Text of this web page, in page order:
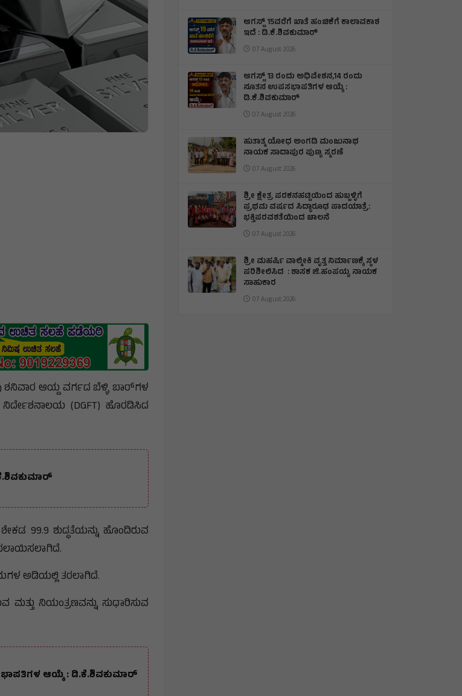
ಶನಿವಾರ ಆಯ್ದ ವರ್ಗದ ಬೆಳ್ಳಿ ಬಾರ್‌ಗಳ
(DGFT) ಹೊರಡಿಸಿದ
99.9 ಶುದ್ಧತೆಯನ್ನು ಹೊಂದಿರುವ
ಅಡಿಯಲ್ಲಿ ತರಲಾಗಿದೆ.
ನಿಯಂತ್ರಣವನ್ನು ಸುಧಾರಿಸುವ
ಆಯ್ಕೆ : ಡಿ.ಕೆ.ಶಿವಕುಮಾರ್
ಆಗಸ್ಟ್ 15ವರೆಗೆ ಖಾತೆ ಹಂಚಿಕೆಗೆ ಕಾಲಾವಕಾಶ
ಇದೆ : ಡಿ.ಕೆ.ಶಿವಕುಮಾರ್
07 August 2026
ಆಗಸ್ಟ್ 13 ರಂದು ಅಧಿವೇಶನ,14 ರಂದು
ನೂತನ ಉಪಸಭಾಪತಿಗಳ ಆಯ್ಕೆ :
ಡಿ.ಕೆ.ಶಿವಕುಮಾರ್
07 August 2026
ಹುತಾತ್ಮ ಯೋಧ ಅಂಗಡಿ ಮಂಜುನಾಥ
ನಾಯಕ ಸಾದಾಪುರ ಪುಣ್ಯ ಸ್ಮರಣೆ
07 August 2026
​ಶ್ರೀ ಕ್ಷೇತ್ರ ಪರಕನಹಟ್ಟಿಯಿಂದ ಹುಬ್ಬಳ್ಳಿಗೆ
ಪ್ರಥಮ ವರ್ಷದ ಸಿದ್ಧಾರೂಢ ಪಾದಯಾತ್ರೆ:
ಭಕ್ತಿಪರವಶತೆಯಿಂದ ಚಾಲನೆ
07 August 2026
ಶ್ರೀ ಮಹರ್ಷಿ ವಾಲ್ಮೀಕಿ ವೃತ್ತ ನಿರ್ಮಾಣಕ್ಕೆ ಸ್ಥಳ
ಪರಿಶೀಲಿಸಿದ : ಶಾಸಕ ಜಿ.ಹಂಪಯ್ಯ ನಾಯಕ
ಸಾಹುಕಾರ
07 August 2026